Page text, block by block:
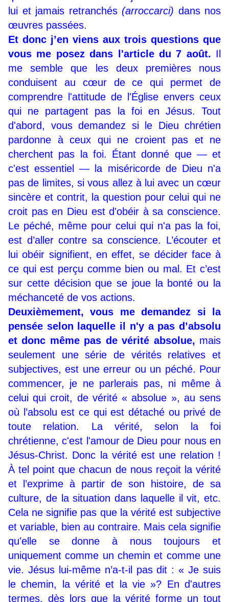
lui et jamais retranchés (arroccarci) dans nos
œuvres passées.
Et donc j’en viens aux trois questions que
vous me posez dans l'article du 7 août. Il
me semble que les deux premières nous
conduisent au cœur de ce qui permet de
comprendre l'attitude de l'Église envers ceux
qui ne partagent pas la foi en Jésus. Tout
d'abord, vous demandez si le Dieu chrétien
pardonne à ceux qui ne croient pas et ne
cherchent pas la foi. Étant donné que — et
c'est essentiel — la miséricorde de Dieu n'a
pas de limites, si vous allez à lui avec un cœur
sincère et contrit, la question pour celui qui ne
croit pas en Dieu est d'obéir à sa conscience.
Le péché, même pour celui qui n'a pas la foi,
est d’aller contre sa conscience. L’écouter et
lui obéir signifient, en effet, se décider face à
ce qui est perçu comme bien ou mal. Et c’est
sur cette décision que se joue la bonté ou la
méchanceté de vos actions.
Deuxièmement, vous me demandez si la
pensée selon laquelle il n'y a pas d’absolu
et donc même pas de vérité absolue, mais
seulement une série de vérités relatives et
subjectives, est une erreur ou un péché. Pour
commencer, je ne parlerais pas, ni même à
celui qui croit, de vérité « absolue », au sens
où l’absolu est ce qui est détaché ou privé de
toute relation. La vérité, selon la foi
chrétienne, c'est l'amour de Dieu pour nous en
Jésus-Christ. Donc la vérité est une relation !
À tel point que chacun de nous reçoit la vérité
et l’exprime à partir de son histoire, de sa
culture, de la situation dans laquelle il vit, etc.
Cela ne signifie pas que la vérité est subjective
et variable, bien au contraire. Mais cela signifie
qu'elle se donne à nous toujours et
uniquement comme un chemin et comme une
vie. Jésus lui-même n’a-t-il pas dit : « Je suis
le chemin, la vérité et la vie »? En d'autres
termes, dès lors que la vérité forme un tout